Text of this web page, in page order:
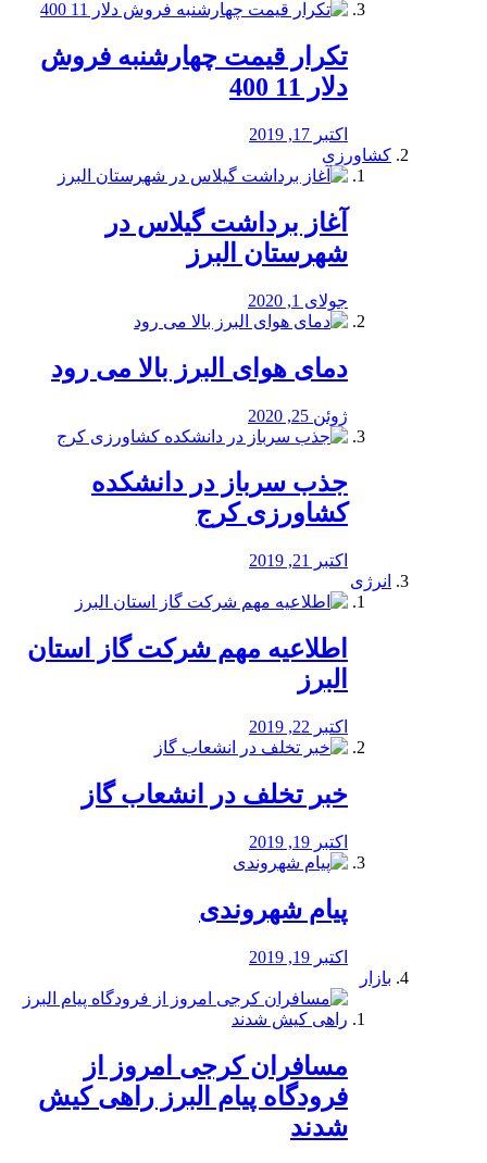
تکرار قیمت چهارشنبه فروش
دلار 11 400
اکتبر 17, 2019
کشاورزی
آغاز برداشت گیلاس در
شهرستان البرز
جولای 1, 2020
دمای هوای البرز بالا می رود
ژوئن 25, 2020
جذب سرباز در دانشکده
کشاورزی کرج
اکتبر 21, 2019
انرژی
️اطلاعیه مهم شرکت گاز استان
البرز
اکتبر 22, 2019
خبر تخلف در انشعاب گاز
اکتبر 19, 2019
پیام شهروندی
اکتبر 19, 2019
بازار
مسافران کرجی امروز از
فرودگاه پیام البرز راهی کیش
شدند